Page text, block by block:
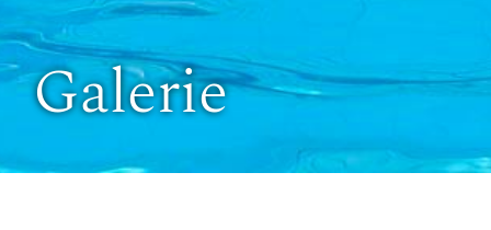
Galerie